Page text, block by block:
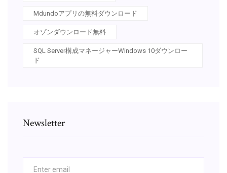
Mdundoアプリの無料ダウンロード
オゾンダウンロード無料
SQL Server構成マネージャーWindows 10ダウンロー
ド
Newsletter